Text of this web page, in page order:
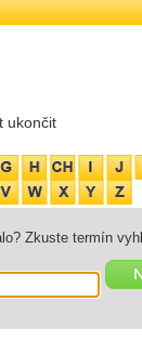
ukončit
Zkuste termín